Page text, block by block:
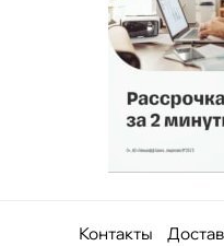
Контакты